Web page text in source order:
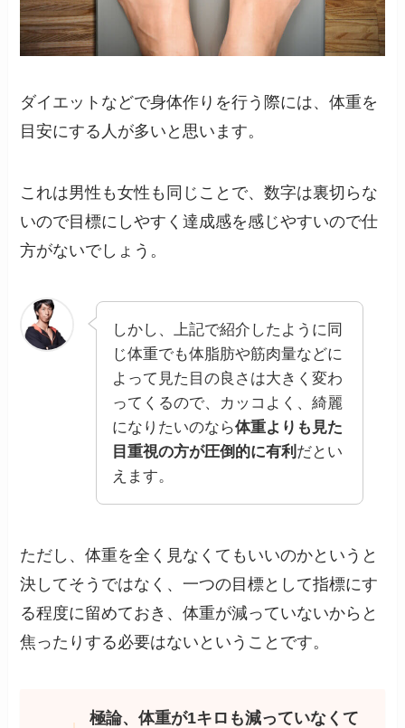
ダイエットなどで身体作りを行う際には、体重を
目安にする人が多いと思います。
これは男性も女性も同じことで、数字は裏切らな
いので目標にしやすく達成感を感じやすいので仕
方がないでしょう。
しかし、上記で紹介したように同
じ体重でも体脂肪や筋肉量などに
よって見た目の良さは大きく変わ
ってくるので、カッコよく、綺麗
になりたいのなら体重よりも見た
目重視の方が圧倒的に有利 だとい
えます。
ただし、体重を全く見なくてもいいのかというと
決してそうではなく、一つの目標として指標にす
る程度に留めておき、体重が減っていないからと
焦ったりする必要はないということです。
極論、体重が1キロも減っていなくて